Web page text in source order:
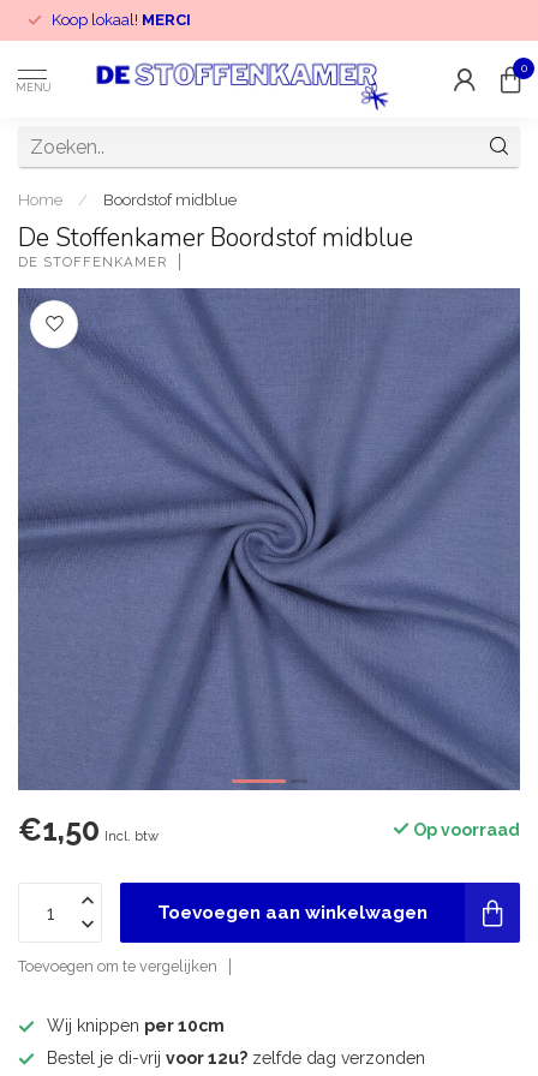
Koop lokaal! MERCI
MENU
0
Home / Boordstof midblue
De Stoffenkamer Boordstof midblue
DE STOFFENKAMER
€1,50 Incl. btw Op voorraad
Toevoegen aan winkelwagen
Toevoegen om te vergelijken
Wij knippen per 10cm
Bestel je di-vrij voor 12u? zelfde dag verzonden